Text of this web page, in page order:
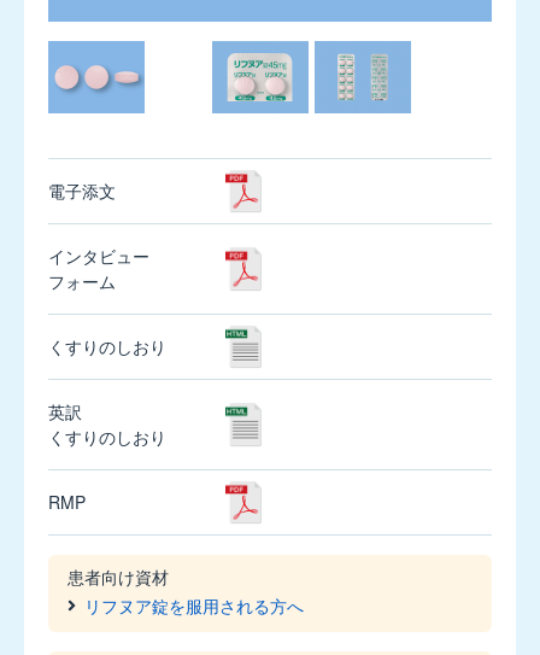
エ
ク
リ
ラ
ヌ
エ
ア
30
用
エ
ク
リ
ラ
400μg
ジ
ェ
ヌ
エ
内装
電子添文
インタビュー
フォーム
くすりのしおり
英訳
くすりのしおり
RMP
患者向け資材
リフヌア錠を服用される方へ